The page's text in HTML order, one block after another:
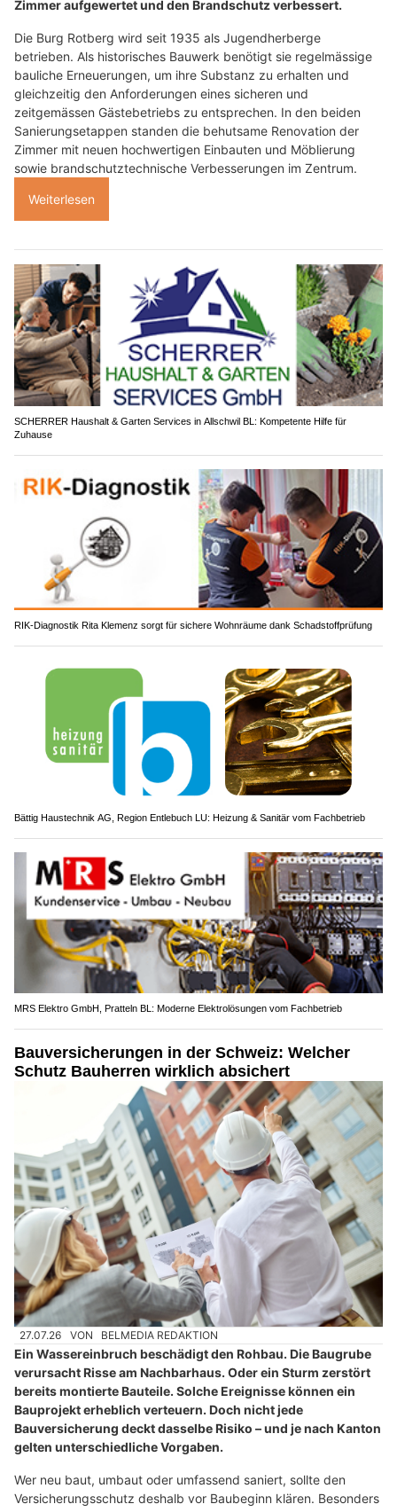
Zimmer aufgewertet und den Brandschutz verbessert.
Die Burg Rotberg wird seit 1935 als Jugendherberge
betrieben. Als historisches Bauwerk benötigt sie regelmässige
bauliche Erneuerungen, um ihre Substanz zu erhalten und
gleichzeitig den Anforderungen eines sicheren und
zeitgemässen Gästebetriebs zu entsprechen. In den beiden
Sanierungsetappen standen die behutsame Renovation der
Zimmer mit neuen hochwertigen Einbauten und Möblierung
sowie brandschutztechnische Verbesserungen im Zentrum.
Weiterlesen
SCHERRER Haushalt & Garten Services in Allschwil BL: Kompetente Hilfe für
Zuhause
RIK-Diagnostik Rita Klemenz sorgt für sichere Wohnräume dank Schadstoffprüfung
Bättig Haustechnik AG, Region Entlebuch LU: Heizung & Sanitär vom Fachbetrieb
MRS Elektro GmbH, Pratteln BL: Moderne Elektrolösungen vom Fachbetrieb
Bauversicherungen in der Schweiz: Welcher
Schutz Bauherren wirklich absichert
27.07.26 VON BELMEDIA REDAKTION
Ein Wassereinbruch beschädigt den Rohbau. Die Baugrube
verursacht Risse am Nachbarhaus. Oder ein Sturm zerstört
bereits montierte Bauteile. Solche Ereignisse können ein
Bauprojekt erheblich verteuern. Doch nicht jede
Bauversicherung deckt dasselbe Risiko – und je nach Kanton
gelten unterschiedliche Vorgaben.
Wer neu baut, umbaut oder umfassend saniert, sollte den
Versicherungsschutz deshalb vor Baubeginn klären. Besonders